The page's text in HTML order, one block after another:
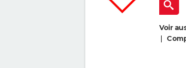
Voir